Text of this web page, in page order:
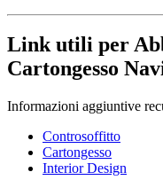
Link utili per
Cartongesso
Informazioni aggiuntive
Controsoffitto
Cartongesso
Interior Design